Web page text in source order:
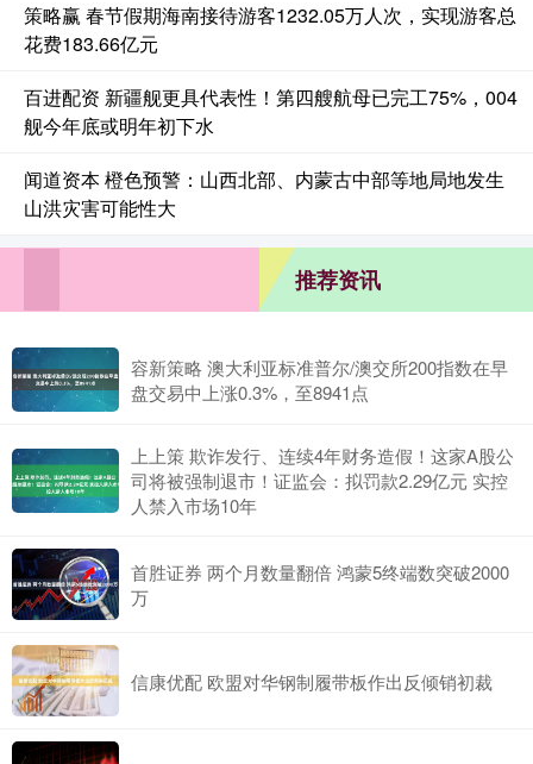
策略赢 春节假期海南接待游客1232.05万人次，实现游客总
花费183.66亿元
百进配资 新疆舰更具代表性！第四艘航母已完工75%，004
舰今年底或明年初下水
闻道资本 橙色预警：山西北部、内蒙古中部等地局地发生
山洪灾害可能性大
推荐资讯
容新策略 澳大利亚标准普尔/澳交所200指数在早
盘交易中上涨0.3%，至8941点
上上策 欺诈发行、连续4年财务造假！这家A股公
司将被强制退市！证监会：拟罚款2.29亿元 实控
人禁入市场10年
首胜证券 两个月数量翻倍 鸿蒙5终端数突破2000
万
信康优配 欧盟对华钢制履带板作出反倾销初裁